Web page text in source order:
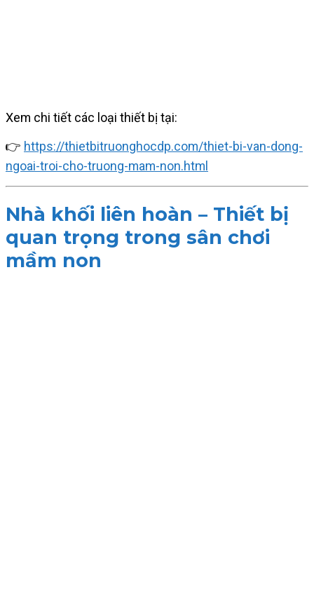
Xem chi tiết các loại thiết bị tại:
👉 https://thietbitruonghocdp.com/thiet-bi-van-dong-
ngoai-troi-cho-truong-mam-non.html
Nhà khối liên hoàn – Thiết bị
quan trọng trong sân chơi
mầm non